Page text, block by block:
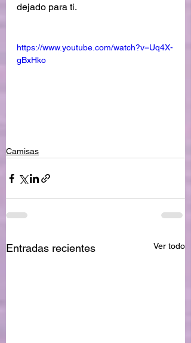
dejado para ti.
https://www.youtube.com/watch?v=Uq4X-
gBxHko
Camisas
Entradas recientes Ver todo